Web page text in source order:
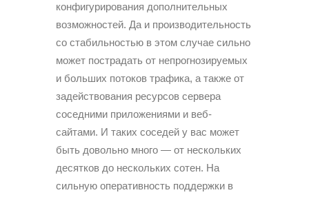
конфигурирования дополнительных
возможностей. Да и производительность
со стабильностью в этом случае сильно
может пострадать от непрогнозируемых
и больших потоков трафика, а также от
задействования ресурсов сервера
соседними приложениями и веб-
сайтами. И таких соседей у вас может
быть довольно много — от нескольких
десятков до нескольких сотен. На
сильную оперативность поддержки в